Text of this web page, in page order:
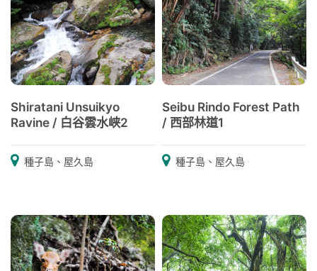
Shiratani Unsuikyo
Ravine / 白谷雲水峡2
種子島、屋久島
Seibu Rindo Forest Path
/ 西部林道1
種子島、屋久島